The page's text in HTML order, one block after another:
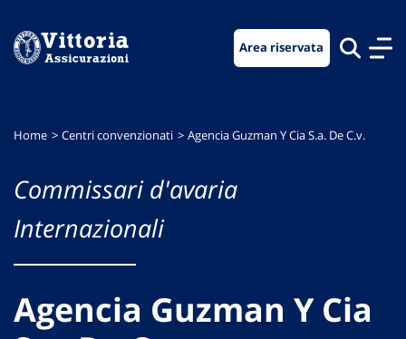
menu
contenuto
footer
Area riservata
Home Centri convenzionati Agencia Guzman Y Cia S.a. De C.v.
Commissari d'avaria
Internazionali
Agencia Guzman Y Cia